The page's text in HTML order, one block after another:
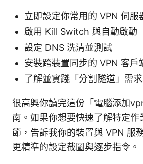
立即設定你常用的 VPN 伺服
啟用 Kill Switch 與自動啟動
設定 DNS 洗清並測試
安裝跨裝置同步的 VPN 客戶
了解並實踐「分割隧道」需
很高興你讀完這份「電腦添加
南。如果你想要快速了解特定作
節，告訴我你的裝置與 VPN 服
更精準的設定截圖與逐步指令。